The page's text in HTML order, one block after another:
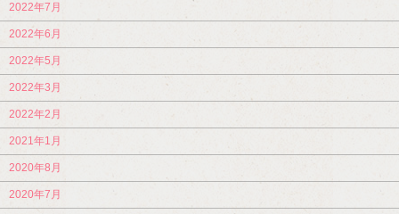
2022年7月
2022年6月
2022年5月
2022年3月
2022年2月
2021年1月
2020年8月
2020年7月